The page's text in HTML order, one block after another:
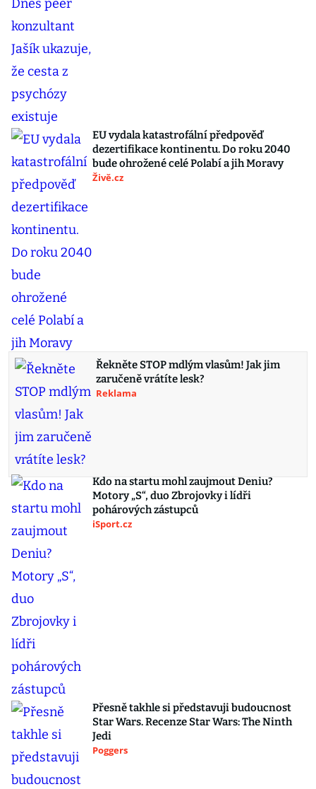
EU vydala katastrofální předpověď
dezertifikace kontinentu. Do roku 2040
bude ohrožené celé Polabí a jih Moravy
Živě.cz
Řekněte STOP mdlým vlasům! Jak jim
zaručeně vrátíte lesk?
Reklama
Kdo na startu mohl zaujmout Deniu?
Motory „S“, duo Zbrojovky i lídři
pohárových zástupců
iSport.cz
Přesně takhle si představuji budoucnost
Star Wars. Recenze Star Wars: The Ninth
Jedi
Poggers